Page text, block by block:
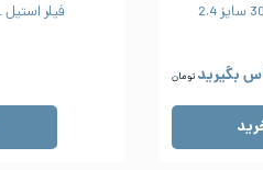
بگیرید تومان
فیلر استیل 308L سایز 1.6